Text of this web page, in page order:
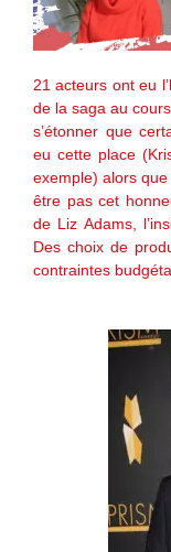
21 acteurs ont eu
de la saga au
s’étonner que
eu cette place
exemple) alors
être pas cet
de Liz Adams,
Des choix de
contraintes